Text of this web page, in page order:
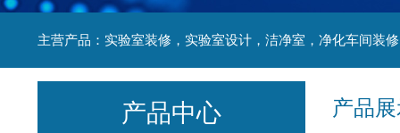
产品
产品中心